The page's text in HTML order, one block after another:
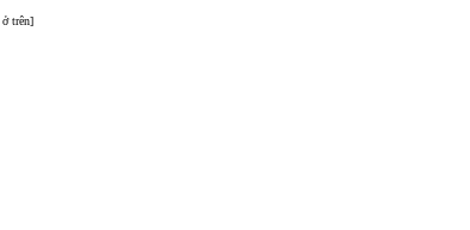
trên]